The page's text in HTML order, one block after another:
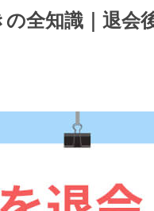
全知識｜退会